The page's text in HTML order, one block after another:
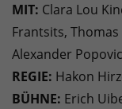
MIT: Clara Lou
Frantsits,
Alexander Popovic
REGIE: Hakon
BÜHNE: Erich